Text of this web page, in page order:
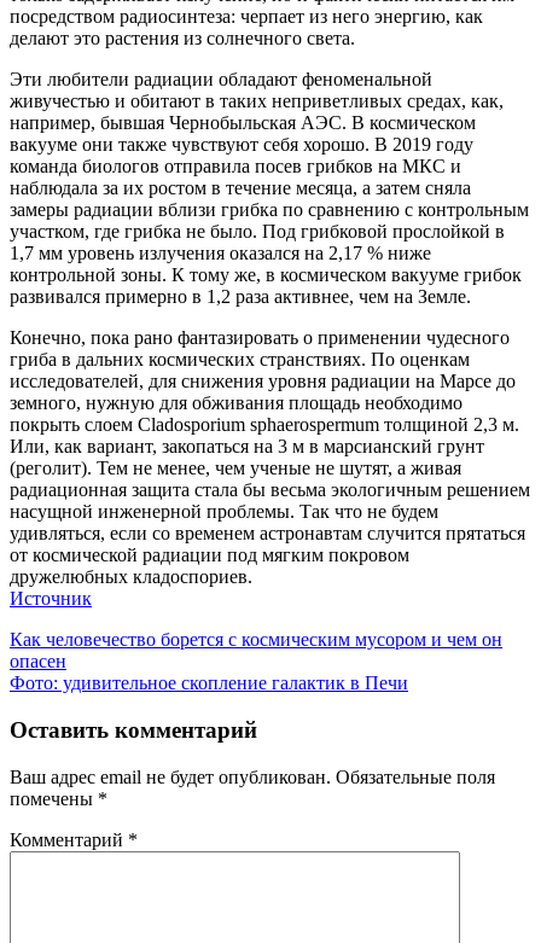
посредством радиосинтеза: черпает из него энергию, как
делают это растения из солнечного света.
Эти любители радиации обладают феноменальной
живучестью и обитают в таких неприветливых средах, как,
например, бывшая Чернобыльская АЭС. В космическом
вакууме они также чувствуют себя хорошо. В 2019 году
команда биологов отправила посев грибков на МКС и
наблюдала за их ростом в течение месяца, а затем сняла
замеры радиации вблизи грибка по сравнению с контрольным
участком, где грибка не было. Под грибковой прослойкой в
1,7 мм уровень излучения оказался на 2,17 % ниже
контрольной зоны. К тому же, в космическом вакууме грибок
развивался примерно в 1,2 раза активнее, чем на Земле.
Конечно, пока рано фантазировать о применении чудесного
гриба в дальних космических странствиях. По оценкам
исследователей, для снижения уровня радиации на Марсе до
земного, нужную для обживания площадь необходимо
покрыть слоем Cladosporium sphaerospermum толщиной 2,3 м.
Или, как вариант, закопаться на 3 м в марсианский грунт
(реголит). Тем не менее, чем ученые не шутят, а живая
радиационная защита стала бы весьма экологичным решением
насущной инженерной проблемы. Так что не будем
удивляться, если со временем астронавтам случится прятаться
от космической радиации под мягким покровом
дружелюбных кладоспориев.
Источник
Навигация
по
Предыдущая
запись:
Как человечество борется с космическим мусором и чем он
опасен
Следующая
Фото: удивительное скопление галактик в Печи
Оставить комментарий
Ваш адрес email не будет опубликован. Обязательные поля
помечены *
Комментарий *